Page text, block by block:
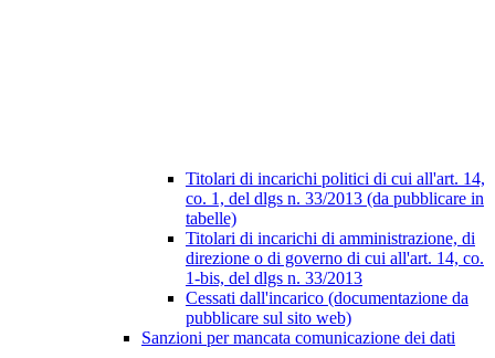
Titolari di incarichi politici di cui all'art. 14,
co. 1, del dlgs n. 33/2013 (da pubblicare in
tabelle)
Titolari di incarichi di amministrazione, di
direzione o di governo di cui all'art. 14, co.
1-bis, del dlgs n. 33/2013
Cessati dall'incarico (documentazione da
pubblicare sul sito web)
Sanzioni per mancata comunicazione dei dati